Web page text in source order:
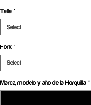
Talla *
Select
Fork *
Select
Marca, modelo y año de la Horquilla *